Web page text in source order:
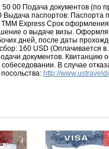
00 Подача документов (по
паспортов: Паспорта
TMM Express Срок
о выдаче визы.
дней, после даты
160 USD (Оплачивается
документов. Квитанцию
В случае
http://